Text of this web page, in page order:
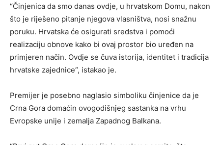
“Činjenica da smo danas ovdje, u hrvatskom Domu, nakon
što je riješeno pitanje njegova vlasništva, nosi snažnu
poruku. Hrvatska će osigurati sredstva i pomoći
realizaciju obnove kako bi ovaj prostor bio uređen na
primjeren način. Ovdje se čuva istorija, identitet i tradicija
hrvatske zajednice“, istakao je.
Premijer je posebno naglasio simboliku činjenice da je
Crna Gora domaćin ovogodišnjeg sastanka na vrhu
Evropske unije i zemalja Zapadnog Balkana.